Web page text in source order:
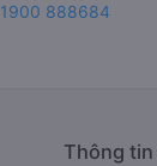
1900 888684
Thông